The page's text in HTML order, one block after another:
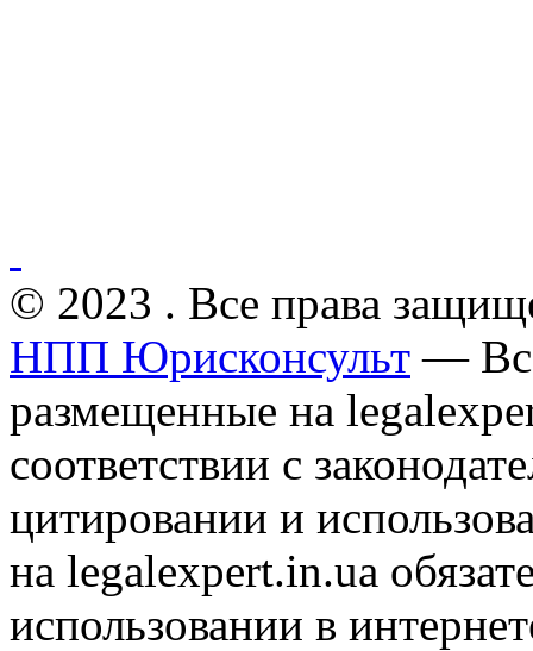
© 2023 . Все права
НПП Юрисконсульт —
размещенные на
соответствии с
цитировании и
на legalexpert.in.ua
использовании в